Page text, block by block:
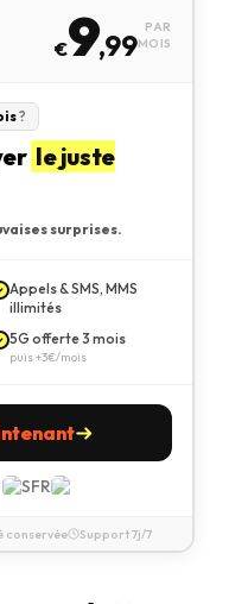
€9,99
PAR
MOIS
?
le juste
surprises.
Appels & SMS, MMS
illimités
5G offerte 3 mois
puis +3€/mois
Support 7j/7